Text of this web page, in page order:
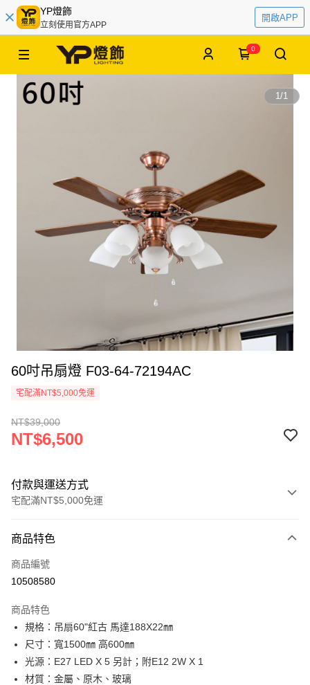
YP燈飾
立刻使用官方APP
開啟APP
0
1/1
60吋吊扇燈 F03-64-72194AC
宅配滿NT$5,000免運
NT$39,000
NT$6,500
付款與運送方式
宅配滿NT$5,000免運
信用卡一次付款
LINE Pay
街口支付
悠遊付
Google Pay
商品特色
商品編號
10508580
商品特色
規格：吊扇60"紅古 馬達188X22㎜
尺寸：寬1500㎜ 高600㎜
光源：E27 LED X 5 另計；附E12 2W X 1
材質：金屬、原木、玻璃